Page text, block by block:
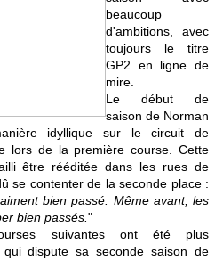
beaucoup
d'ambitions, avec
toujours le titre
GP2 en ligne de
mire.
Le début de
saison de Norman
idyllique sur le circuit de
lors de la première course. Cette
être rééditée dans les rues de
se contenter de la seconde place :
bien passé. Même avant, les
bien passés. "
suivantes ont été plus
dispute sa seconde saison de